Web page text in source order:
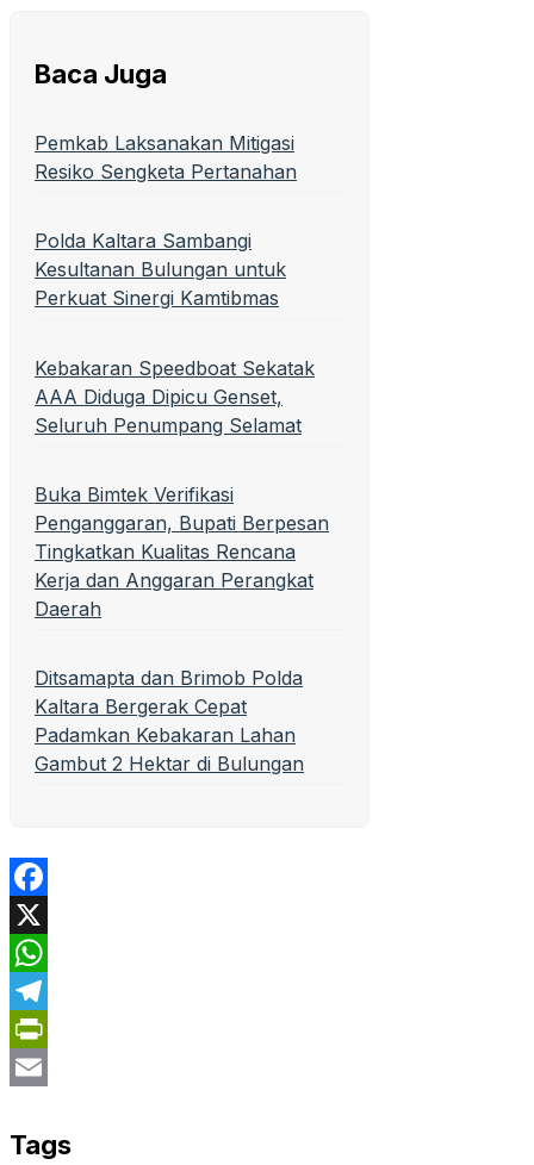
Baca Juga
Pemkab Laksanakan Mitigasi
Resiko Sengketa Pertanahan
Polda Kaltara Sambangi
Kesultanan Bulungan untuk
Perkuat Sinergi Kamtibmas
Kebakaran Speedboat Sekatak
AAA Diduga Dipicu Genset,
Seluruh Penumpang Selamat
Buka Bimtek Verifikasi
Penganggaran, Bupati Berpesan
Tingkatkan Kualitas Rencana
Kerja dan Anggaran Perangkat
Daerah
Ditsamapta dan Brimob Polda
Kaltara Bergerak Cepat
Padamkan Kebakaran Lahan
Gambut 2 Hektar di Bulungan
Facebook
X
WhatsApp
Telegram
PrintFriendly
Tags